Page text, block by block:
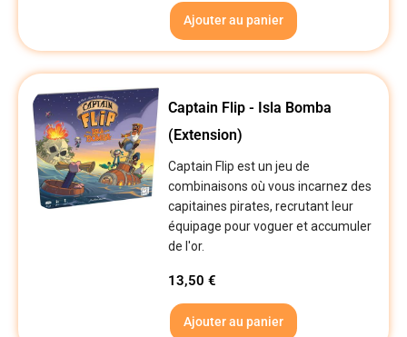
Ajouter au panier
Captain Flip - Isla Bomba
(Extension)
Captain Flip est un jeu de
combinaisons où vous incarnez des
capitaines pirates, recrutant leur
équipage pour voguer et accumuler
de l'or.
13,50€
Ajouter au panier